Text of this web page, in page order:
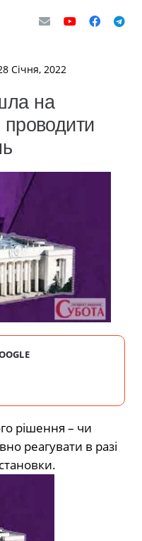
Січня, 2022
на
проводити
рішення – чи
реагувати в разі